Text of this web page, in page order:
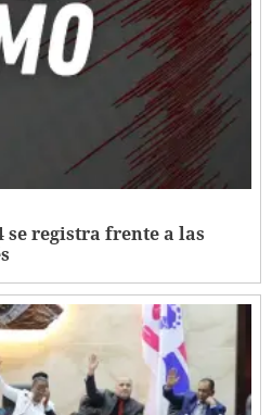
se registra frente a las